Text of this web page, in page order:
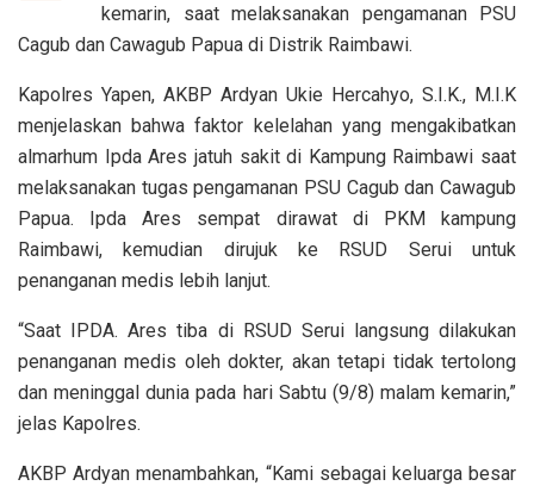
kemarin, saat melaksanakan pengamanan PSU
Cagub dan Cawagub Papua di Distrik Raimbawi.
Kapolres Yapen, AKBP Ardyan Ukie Hercahyo, S.I.K., M.I.K
menjelaskan bahwa faktor kelelahan yang mengakibatkan
almarhum Ipda Ares jatuh sakit di Kampung Raimbawi saat
melaksanakan tugas pengamanan PSU Cagub dan Cawagub
Papua. Ipda Ares sempat dirawat di PKM kampung
Raimbawi, kemudian dirujuk ke RSUD Serui untuk
penanganan medis lebih lanjut.
“Saat IPDA. Ares tiba di RSUD Serui langsung dilakukan
penanganan medis oleh dokter, akan tetapi tidak tertolong
dan meninggal dunia pada hari Sabtu (9/8) malam kemarin,”
jelas Kapolres.
AKBP Ardyan menambahkan, “Kami sebagai keluarga besar